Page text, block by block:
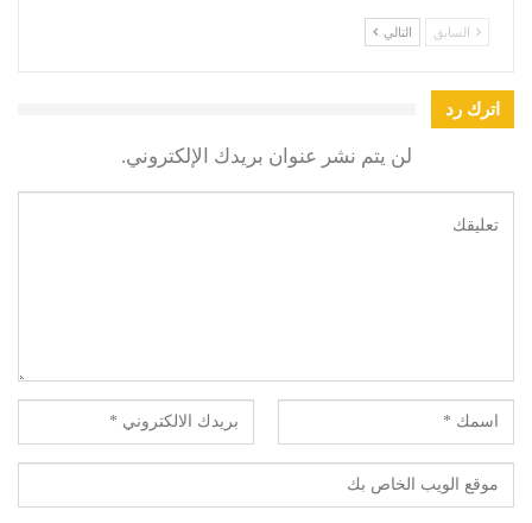
السابق التالي
اترك رد
لن يتم نشر عنوان بريدك الإلكتروني.